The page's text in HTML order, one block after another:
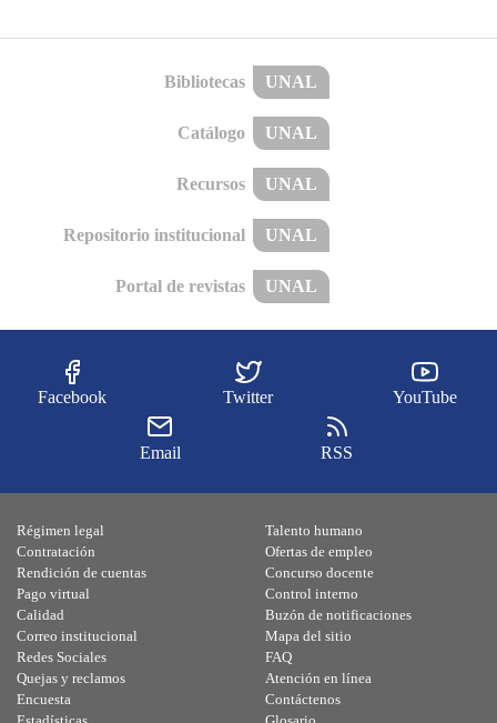
Bibliotecas UNAL
Catálogo UNAL
Recursos UNAL
Repositorio institucional UNAL
Portal de revistas UNAL
Facebook Twitter YouTube
Email RSS
Régimen legal
Contratación
Rendición de cuentas
Pago virtual
Calidad
Talento humano
Ofertas de empleo
Concurso docente
Control interno
Buzón de notificaciones
Correo institucional
Redes Sociales
Quejas y reclamos
Encuesta
Mapa del sitio
FAQ
Atención en línea
Contáctenos